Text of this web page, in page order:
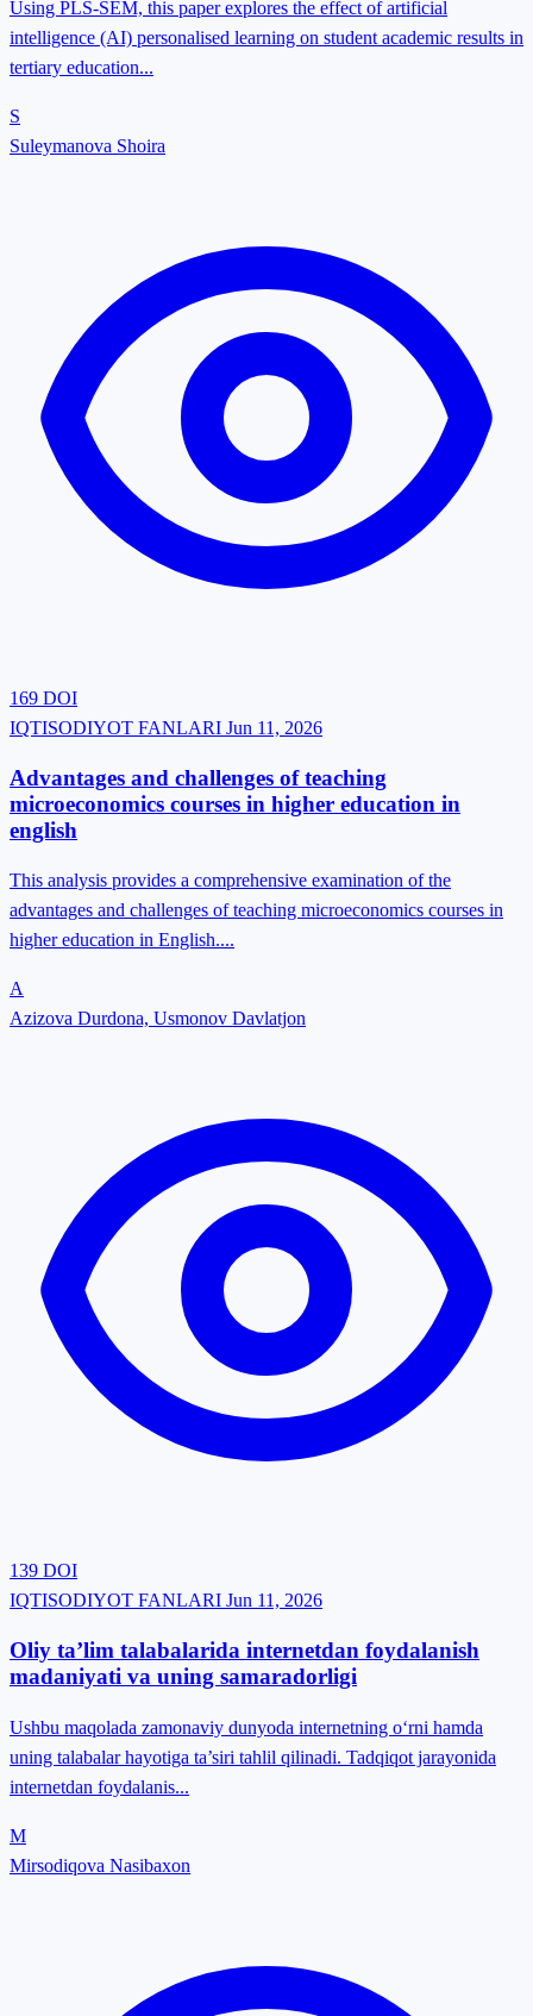
Using PLS-SEM, this paper explores the effect of artificial
intelligence (AI) personalised learning on student academic results in
tertiary education...
S
Suleymanova Shoira
169 DOI
IQTISODIYOT FANLARI Jun 11, 2026
Advantages and challenges of teaching
microeconomics courses in higher education in
english
This analysis provides a comprehensive examination of the
advantages and challenges of teaching microeconomics courses in
higher education in English....
A
Azizova Durdona, Usmonov Davlatjon
139 DOI
IQTISODIYOT FANLARI Jun 11, 2026
Oliy ta’lim talabalarida internetdan foydalanish
madaniyati va uning samaradorligi
Ushbu maqolada zamonaviy dunyoda internetning o‘rni hamda
uning talabalar hayotiga ta’siri tahlil qilinadi. Tadqiqot jarayonida
internetdan foydalanis...
M
Mirsodiqova Nasibaxon